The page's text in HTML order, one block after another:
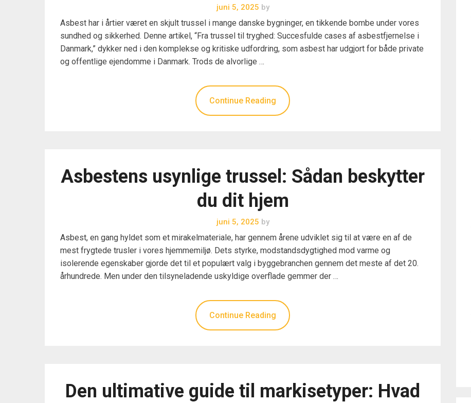
juni 5, 2025 by
Asbest har i årtier været en skjult trussel i mange danske bygninger, en tikkende bombe under vores
sundhed og sikkerhed. Denne artikel, “Fra trussel til tryghed: Succesfulde cases af asbestfjernelse i
Danmark,” dykker ned i den komplekse og kritiske udfordring, som asbest har udgjort for både private
og offentlige ejendomme i Danmark. Trods de alvorlige …
Continue Reading
Asbestens usynlige trussel: Sådan beskytter
du dit hjem
juni 5, 2025 by
Asbest, en gang hyldet som et mirakelmateriale, har gennem årene udviklet sig til at være en af de
mest frygtede trusler i vores hjemmemiljø. Dets styrke, modstandsdygtighed mod varme og
isolerende egenskaber gjorde det til et populært valg i byggebranchen gennem det meste af det 20.
århundrede. Men under den tilsyneladende uskyldige overflade gemmer der …
Continue Reading
Den ultimative guide til markisetyper: Hvad